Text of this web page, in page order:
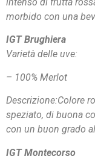
morbido con una
IGT Brughiera
Varietà delle uve:
– 100% Merlot
Descrizione:Colore
speziato, di buona
con un buon grado
IGT Montecorso